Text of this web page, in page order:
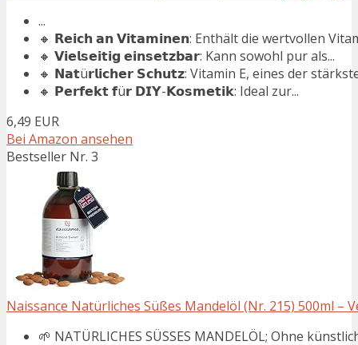
...
🔸 𝗥𝗲𝗶𝗰𝗵 𝗮𝗻 𝗩𝗶𝘁𝗮𝗺𝗶𝗻𝗲𝗻: Enthält die wertvollen
🔸 𝗩𝗶𝗲𝗹𝘀𝗲𝗶𝘁𝗶𝗴 𝗲𝗶𝗻𝘀𝗲𝘁𝘇𝗯𝗮𝗿: Kann sowohl pur als...
🔸 𝗡𝗮𝘁ü𝗿𝗹𝗶𝗰𝗵𝗲𝗿 𝗦𝗰𝗵𝘂𝘁𝘇: Vitamin E, eines der
🔸 𝗣𝗲𝗿𝗳𝗲𝗸𝘁 𝗳ü𝗿 𝗗𝗜𝗬-𝗞𝗼𝘀𝗺𝗲𝘁𝗶𝗸: Ideal zur...
6,49 EUR
Bei Amazon ansehen
Bestseller Nr. 3
Naissance Natürliches Süßes Mandelöl (Nr. 215) 500ml –
🌱 NATÜRLICHES SÜSSES MANDELÖL; Ohne